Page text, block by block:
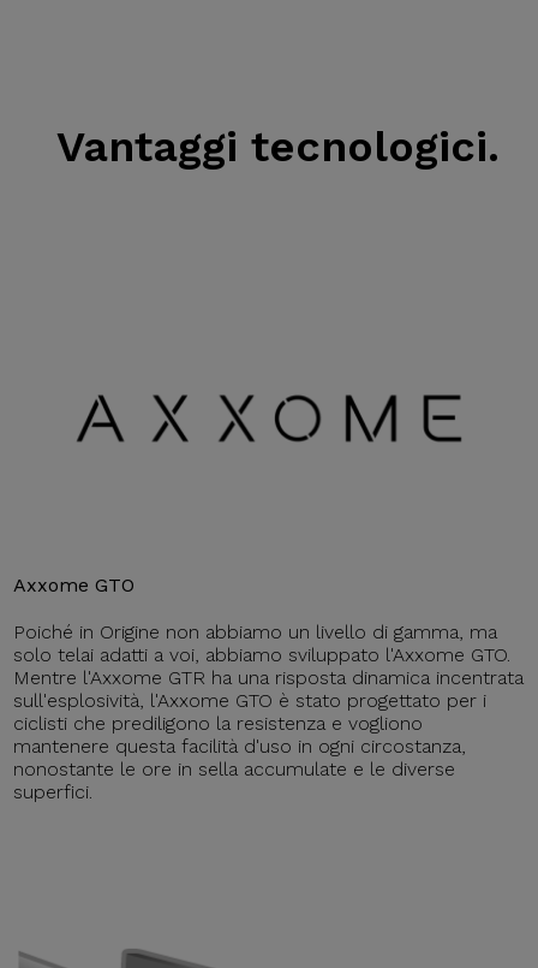
Vantaggi tecnologici.
Axxome GTO
Poiché in Origine non abbiamo un livello di gamma, ma
solo telai adatti a voi, abbiamo sviluppato l'Axxome GTO.
Mentre l'Axxome GTR ha una risposta dinamica incentrata
sull'esplosività, l'Axxome GTO è stato progettato per i
ciclisti che prediligono la resistenza e vogliono
mantenere questa facilità d'uso in ogni circostanza,
nonostante le ore in sella accumulate e le diverse
superfici.